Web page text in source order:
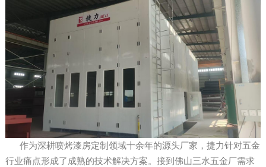
作为深耕喷烤漆房定制领域十余年的源头厂家，捷力针对五金
行业痛点形成了成熟的技术解决方案。接到佛山三水五金厂需求